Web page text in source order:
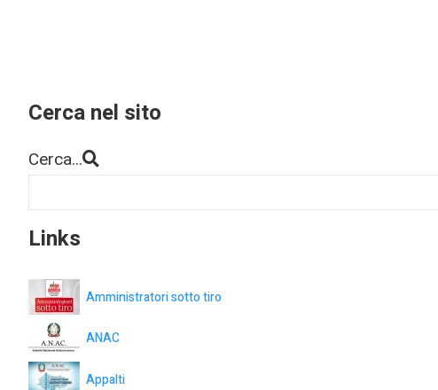
Cerca nel sito
Cerca...
Links
Amministratori sotto tiro
ANAC
Appalti